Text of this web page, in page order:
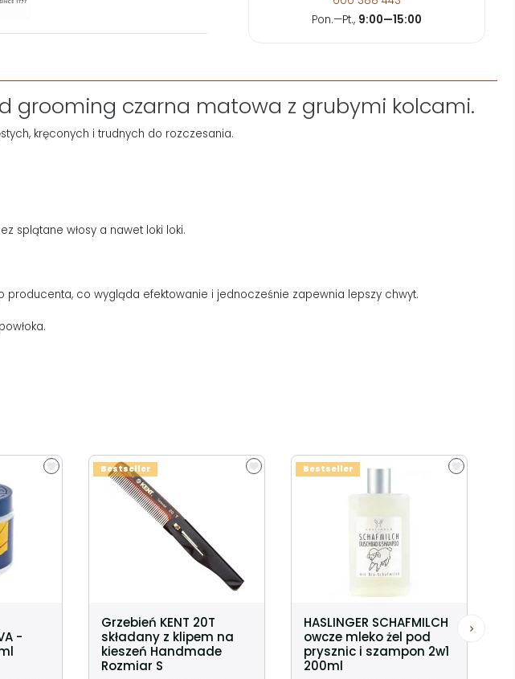
Pon.—Pt., 9:00—15:00
grooming czarna matowa z grubymi kolcami.
kręconych i trudnych do rozczesania.
splątane włosy a nawet loki loki.
co wygląda efektowanie i jednocześnie zapewnia lepszy chwyt.
-
Grzebień KENT 20T
składany z klipem na
kieszeń Handmade
Rozmiar S
Bestseller
HASLINGER SCHAFMILCH
owcze mleko żel pod
prysznic i szampon 2w1
200ml
Bestseller